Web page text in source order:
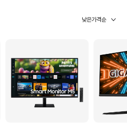
낮은가격순